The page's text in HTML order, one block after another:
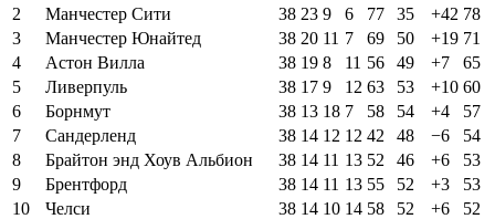
2
Манчестер Сити 38 23 9 6 77 35 +42 78
3
Манчестер Юнайтед 38 20 11 7 69 50 +19 71
4
Астон Вилла 38 19 8 11 56 49 +7
65
5
Ливерпуль 38 17 9 12 63 53 +10 60
6
Борнмут 38 13 18 7 58 54 +4
57
7
Сандерленд 38 14 12 12 42 48 −6
54
8
Брайтон энд Хоув Альбион 38 14 11 13 52 46 +6
53
9
Брентфорд 38 14 11 13 55 52 +3
53
10
Челси 38 14 10 14 58 52 +6
52